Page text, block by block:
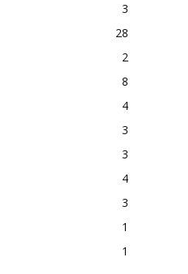
3
28
2
8
4
3
3
4
3
1
1